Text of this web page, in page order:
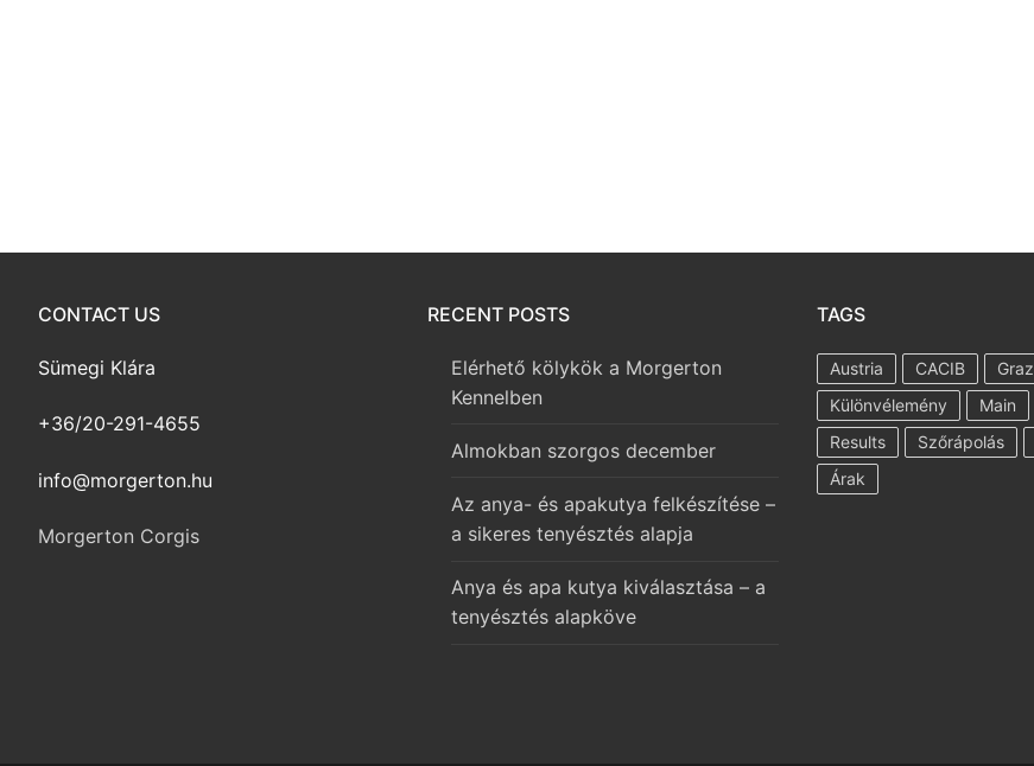
CONTACT US
Sümegi Klára
+36/20-291-4655
info@morgerton.hu
Morgerton Corgis
RECENT POSTS
Elérhető kölykök a Morgerton
Kennelben
Almokban szorgos december
Az anya- és apakutya felkészítése –
a sikeres tenyésztés alapja
Anya és apa kutya kiválasztása – a
tenyésztés alapköve
TAGS
Austria CACIB
Graz
Különvélemény
Main
Results
Szőrápolás
Árak